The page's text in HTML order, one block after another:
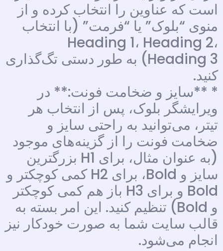
است که عناوین را انتخاب کرده و از
منوی “بلوک” یا “فرمت” (با انتخاب
Heading 1، Heading 2،
Heading 3) به طور دستی تگ‌گذاری
کنید.
* **سایز و ضخامت فونت:** در
ویرایشگر بلوک، پس از انتخاب هر
تیتر، می‌توانید به راحتی سایز و
ضخامت فونت را از گزینه‌های موجود
(به عنوان مثال، برای H1 بزرگترین
سایز و Bold، برای H2 کمی کوچکتر و
Bold و برای H3 باز هم کمی کوچکتر
و Bold) تنظیم کنید. این امر بسته به
قالب سایت شما به صورت خودکار نیز
انجام می‌شود.